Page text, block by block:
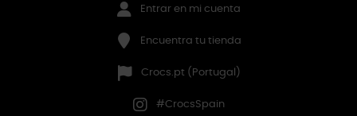
Entrar en mi cuenta
Encuentra tu tienda
Crocs.pt (Portugal)
#CrocsSpain